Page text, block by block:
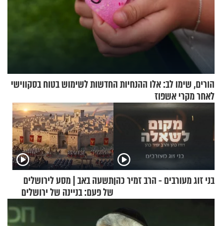
הורים, שימו לב: אלו ההנחיות החדשות לשימוש בטוח בסקווישי
לאחר מקרי אשפוז
בני זוג מעורבים - הרב זמיר כהןתשעה באב | מסע לירושלים
של פעם: בניינה של ירושלים